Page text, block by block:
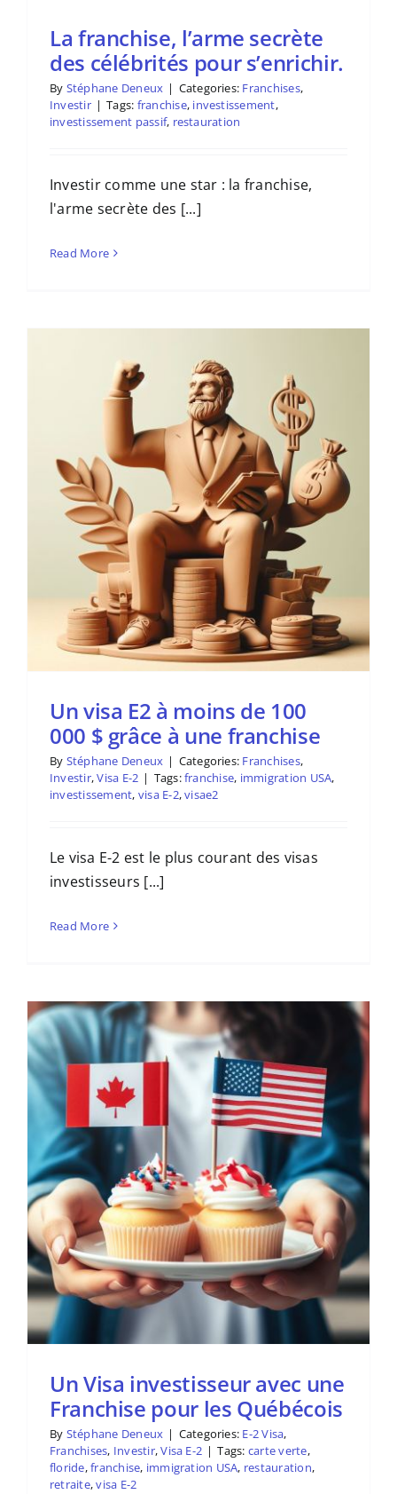
La franchise, l’arme secrète
des célébrités pour s’enrichir.
By Stéphane Deneux | Categories: Franchises,
Investir | Tags: franchise, investissement,
investissement passif, restauration
Investir comme une star : la franchise,
l'arme secrète des [...]
Read More
Un visa E2 à moins de 100
000 $ grâce à une franchise
By Stéphane Deneux | Categories: Franchises,
Investir,Visa E-2 | Tags:franchise, immigration USA,
investissement, visa E-2,visae2
Le visa E-2 est le plus courant des visas
investisseurs [...]
Read More
Un Visa investisseur avec une
Franchise pour les Québécois
By Stéphane Deneux | Categories: E-2 Visa,
Franchises, Investir,Visa E-2 | Tags: carte verte,
floride,franchise, immigration USA, restauration,
retraite,visa E-2